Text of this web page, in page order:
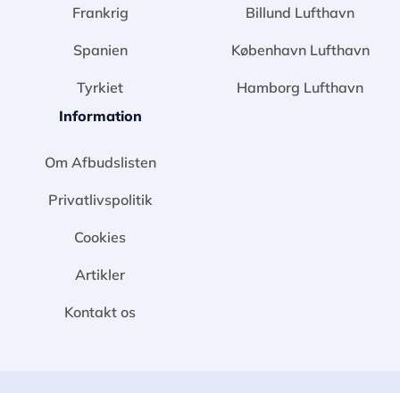
Frankrig
Spanien
Tyrkiet
Billund Lufthavn
København Lufthavn
Hamborg Lufthavn
Information
Om Afbudslisten
Privatlivspolitik
Cookies
Artikler
Kontakt os